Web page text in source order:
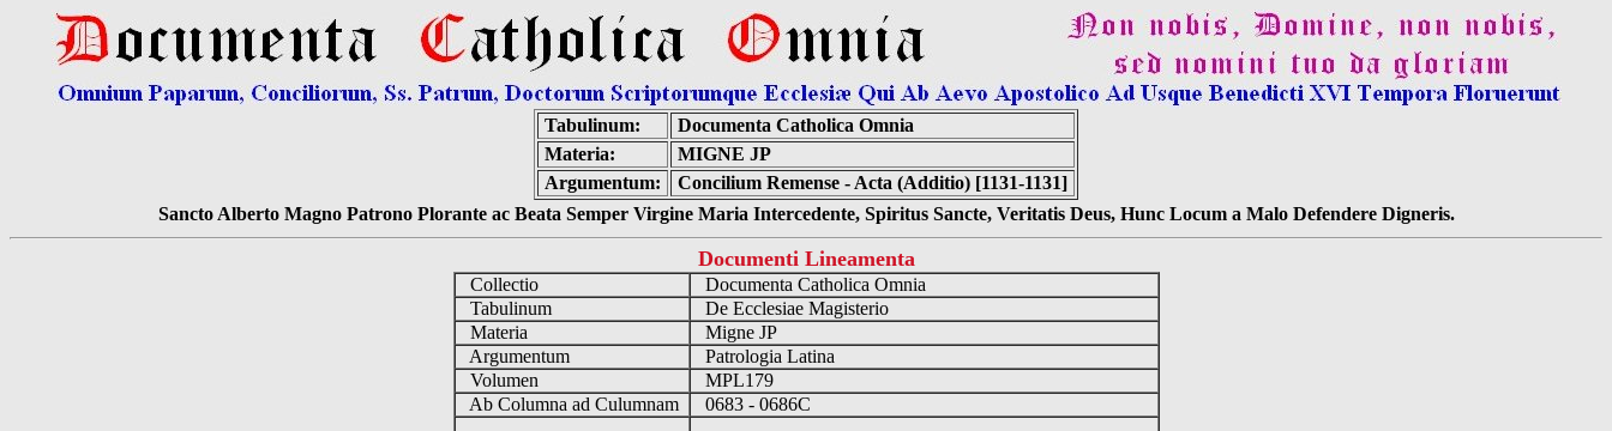
Tabulinum:
Documenta Catholica Omnia
Materia:
MIGNE JP
Argumentum:
Concilium Remense - Acta (Additio) [1131-1131]
Sancto Alberto Magno Patrono Plorante ac Beata Semper Virgine Maria Intercedente, Spiritus Sancte, Veritatis Deus, Hunc Locum a Malo Defendere Digneris.
Documenti Lineamenta
Collectio
Documenta Catholica Omnia
Tabulinum
De Ecclesiae Magisterio
Materia
Migne JP
Argumentum
Patrologia Latina
Volumen
MPL179
Ab Columna ad Culumnam
0683 - 0686C